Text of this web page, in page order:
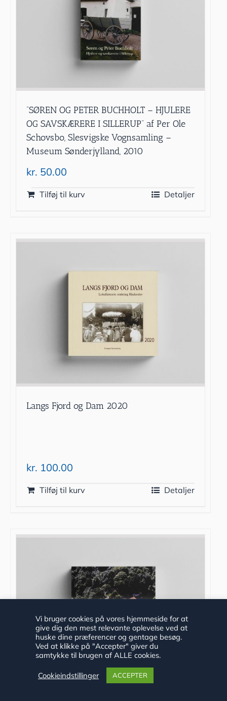
”SØREN OG PETER BUCHHOLT – HJULERE
OG SAVSKÆRERE I SILLERUP” af Per Ole
Schovsbo, Slesvigske Vognsamling –
Museum Sønderjylland, 2010
kr. 50.00
Tilføj til kurv Detaljer
Langs Fjord og Dam 2020
kr. 100.00
Tilføj til kurv Detaljer
Vi bruger cookies på vores hjemmeside for at
give dig den mest relevante oplevelse ved at
huske dine præferencer og gentage besøg.
Ved at klikke på "Accepter" giver du
samtykke til brugen af ALLE cookies.
Cookieindstillinger ACCEPTER